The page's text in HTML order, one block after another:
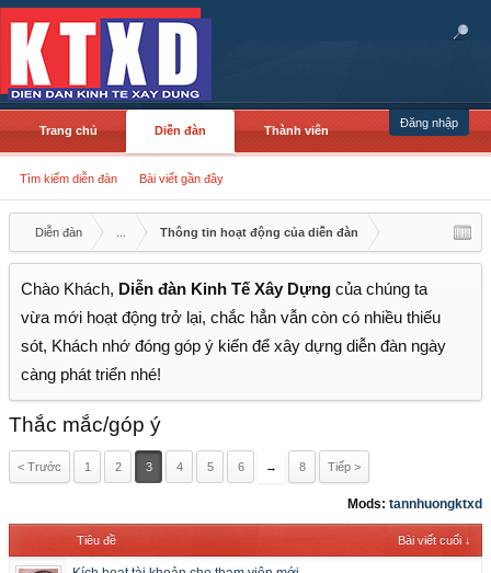
Đăng nhập
Trang chủ Diễn đàn
Tìm kiếm diễn đàn Bài viết gần đây
Thành viên
Diễn đàn Thông tin hoạt động của diễn đàn
Chào Khách, Diễn đàn Kinh Tế Xây Dựng của chúng ta
vừa mới hoạt động trở lại, chắc hẳn vẫn còn có nhiều thiếu
sót, Khách nhớ đóng góp ý kiến để xây dựng diễn đàn ngày
càng phát triển nhé!
Thắc mắc/góp ý
< Trước 1 2 3 4 5 6 → 8 Tiếp >
Mods: tannhuongktxd
Tiêu đề Bài viết cuối ↓